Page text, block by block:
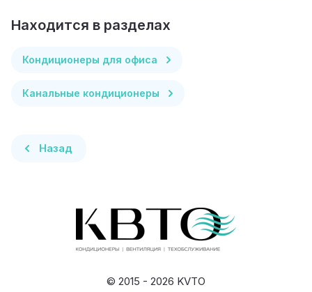
Находится в разделах
Кондиционеры для офиса
Канальные кондиционеры
Назад
© 2015 - 2026 KVTO